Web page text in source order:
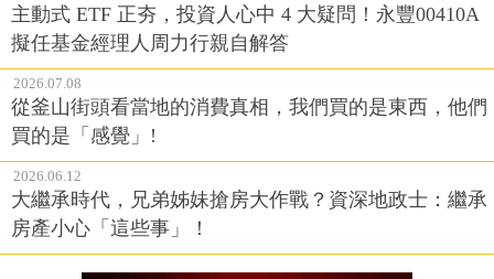
主動式 ETF 正夯，投資人心中 4 大疑問！永豐00410A
擬任基金經理人周力行親自解答
2026.07.08
從釜山街頭看當地的消費真相，我們買的是東西，他們
買的是「感覺」!
2026.06.12
大繼承時代，兄弟姊妹搶房大作戰？資深地政士：繼承
房產小心「這些事」！